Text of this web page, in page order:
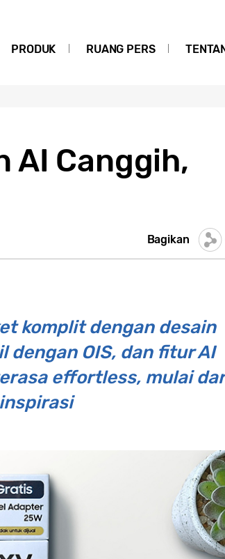
PRODUK RUANG PERS
AI Canggih,
Bagikan
komplit dengan desain
dengan OIS, dan fitur AI
effortless, mulai